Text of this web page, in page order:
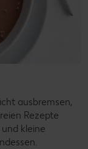
ausbremsen,
Rezepte
kleine